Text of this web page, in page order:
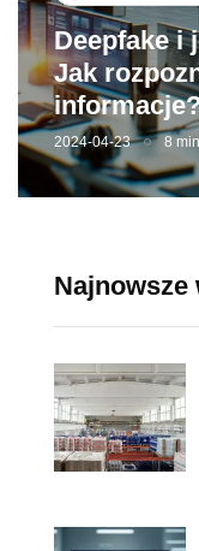
Deepfake i
Jak
2024-04-23 8
Najnowsze